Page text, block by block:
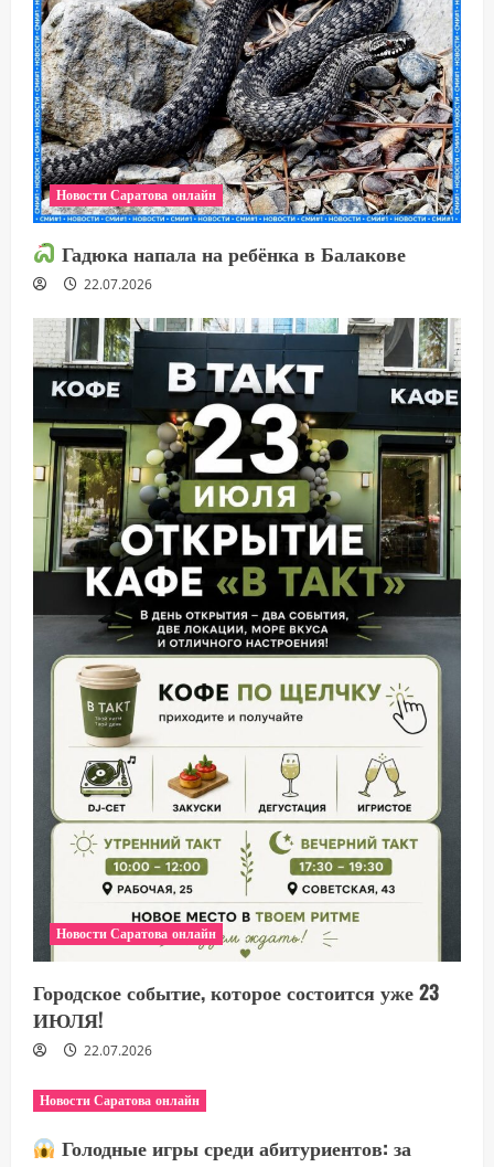
Новости Саратова онлайн
Гадюка напала на ребёнка в Балакове
22.07.2026
Новости Саратова онлайн
Городское событие, которое состоится уже 23
ИЮЛЯ!
22.07.2026
Новости Саратова онлайн
Голодные игры среди абитуриентов: за